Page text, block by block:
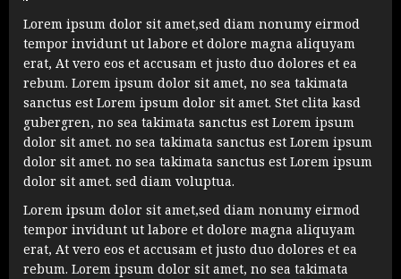
Lorem ipsum dolor sit amet,sed diam nonumy eirmod
tempor invidunt ut labore et dolore magna aliquyam
erat, At vero eos et accusam et justo duo dolores et ea
rebum. Lorem ipsum dolor sit amet, no sea takimata
sanctus est Lorem ipsum dolor sit amet. Stet clita kasd
gubergren, no sea takimata sanctus est Lorem ipsum
dolor sit amet. no sea takimata sanctus est Lorem ipsum
dolor sit amet. no sea takimata sanctus est Lorem ipsum
dolor sit amet. sed diam voluptua.
Lorem ipsum dolor sit amet,sed diam nonumy eirmod
tempor invidunt ut labore et dolore magna aliquyam
erat, At vero eos et accusam et justo duo dolores et ea
rebum. Lorem ipsum dolor sit amet, no sea takimata